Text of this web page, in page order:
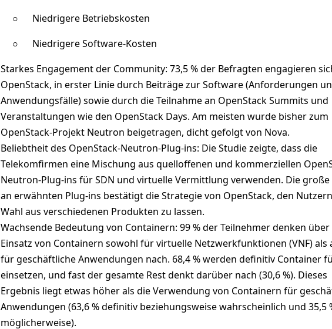
○ Niedrigere Betriebskosten
○ Niedrigere Software-Kosten
Starkes Engagement der Community: 73,5 % der Befragten engagieren
OpenStack, in erster Linie durch Beiträge zur Software (Anforderungen
Anwendungsfälle) sowie durch die Teilnahme an OpenStack Summits und
Veranstaltungen wie den OpenStack Days. Am meisten wurde bisher zum
OpenStack-Projekt Neutron beigetragen, dicht gefolgt von Nova.
Beliebtheit des OpenStack-Neutron-Plug-ins: Die Studie zeigte, dass die
Telekomfirmen eine Mischung aus quelloffenen und kommerziellen
Neutron-Plug-ins für SDN und virtuelle Vermittlung verwenden. Die
an erwähnten Plug-ins bestätigt die Strategie von OpenStack, den
Wahl aus verschiedenen Produkten zu lassen.
Wachsende Bedeutung von Containern: 99 % der Teilnehmer denken über
Einsatz von Containern sowohl für virtuelle Netzwerkfunktionen (VNF) als
für geschäftliche Anwendungen nach. 68,4 % werden definitiv Container
einsetzen, und fast der gesamte Rest denkt darüber nach (30,6 %). Dieses
Ergebnis liegt etwas höher als die Verwendung von Containern für
Anwendungen (63,6 % definitiv beziehungsweise wahrscheinlich und 35,5
möglicherweise).